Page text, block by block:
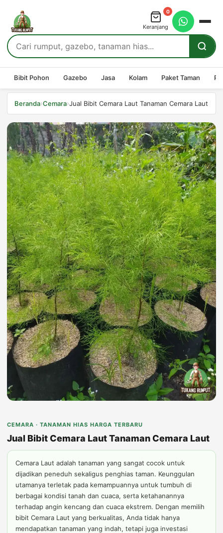
0
Keranjang
Bibit Pohon Gazebo Jasa Kolam Paket Taman
Beranda›Cemara›Jual Bibit Cemara Laut Tanaman Cemara Laut
CEMARA · TANAMAN HIAS HARGA TERBARU
Jual Bibit Cemara Laut Tanaman Cemara Laut
Cemara Laut adalah tanaman yang sangat cocok untuk
dijadikan peneduh sekaligus penghias taman. Keunggulan
utamanya terletak pada kemampuannya untuk tumbuh di
berbagai kondisi tanah dan cuaca, serta ketahanannya
terhadap angin kencang dan cuaca ekstrem. Dengan memilih
bibit Cemara Laut yang berkualitas, Anda tidak hanya
mendapatkan tanaman yang indah, tetapi juga investasi